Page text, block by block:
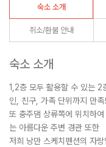
숙소 소개
취소/환불 안내
숙소 소개
1,2층 모두 활용할 수 있는 2
인, 친구, 가족 단위까지 만
또 충주댐 상류쪽에 위치하
는 아름다운 주변 경관 또한
저희 낭만 스케치펜션의 자랑